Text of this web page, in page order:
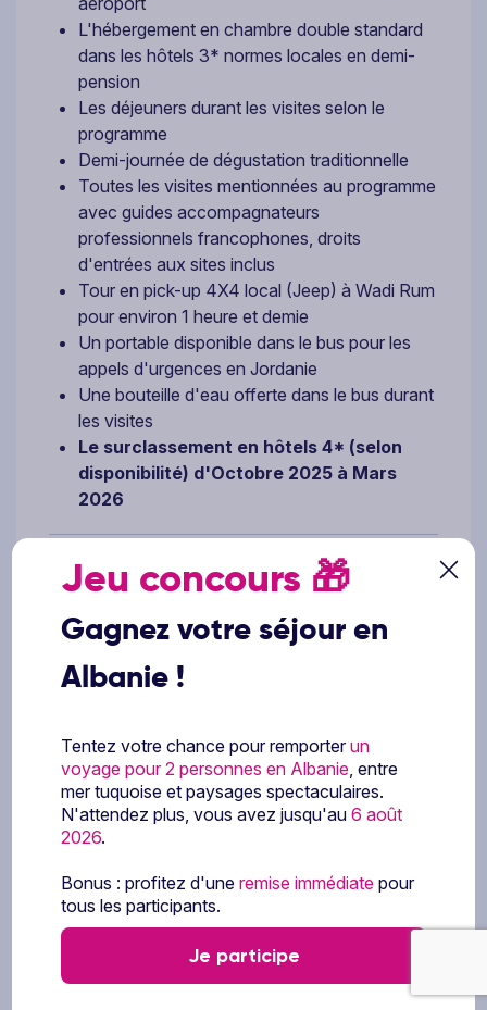
L'hébergement en chambre double standard
dans les hôtels 3* normes locales en demi-
pension
Les déjeuners durant les visites selon le
programme
Demi-journée de dégustation traditionnelle
Toutes les visites mentionnées au programme
avec guides accompagnateurs
professionnels francophones, droits
d'entrées aux sites inclus
Tour en pick-up 4X4 local (Jeep) à Wadi Rum
pour environ 1 heure et demie
Un portable disponible dans le bus pour les
appels d'urgences en Jordanie
Une bouteille d'eau offerte dans le bus durant
les visites
Le surclassement en hôtels 4* (selon
disponibilité) d'Octobre 2025 à Mars
2026
Ce prix ne comprend pas
Tout ce qui n'est pas mentionné dans le
paragraphe « ce prix comprend »
La franchise bagage (sauf si mention
après la réservation
Les repas et boissons non mentionnés dans
le programme
Les excursions optionnelles proposées, les
pendant les excursions
Les dépenses d'ordre personnel et les
pourboires
Les extras, dépenses d'ordre personnel,
boissons et repas non mentionnés
Jeu concours 🎁
Gagnez votre séjour en
Albanie !
Tentez votre chance pour remporterun
voyage pour 2 personnes en Albanie, entre
mer tuquoise et paysages spectaculaires.
N'attendez plus, vous avez jusqu'au 6 août
2026.
Bonus : profitez d'uneremise immédiate pour
tous les participants.
Je participe